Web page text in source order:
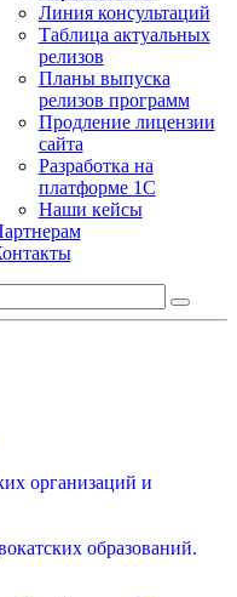
Линия консультаций
Таблица актуальных
релизов
Планы выпуска
релизов программ
Продление лицензии
сайта
Разработка на
платформе 1С
Наши кейсы
организаций и
образований.